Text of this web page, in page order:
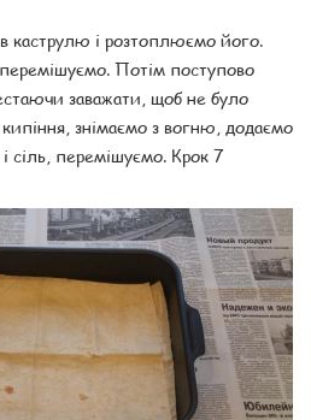
каструлю і розтоплюємо його.
Потім поступово
заважати, щоб не було
знімаємо з вогню, додаємо
сіль, перемішуємо. Крок 7